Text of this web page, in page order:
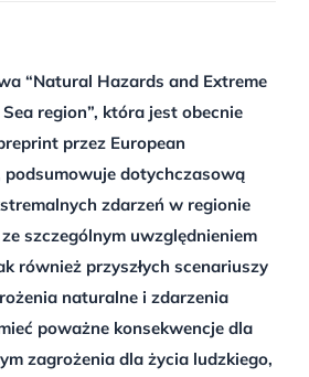
“Natural Hazards and Extreme
region”, która jest obecnie
przez European
podsumowuje dotychczasową
zdarzeń w regionie
szczególnym uwzględnieniem
również przyszłych scenariuszy
naturalne i zdarzenia
poważne konsekwencje dla
zagrożenia dla życia ludzkiego,